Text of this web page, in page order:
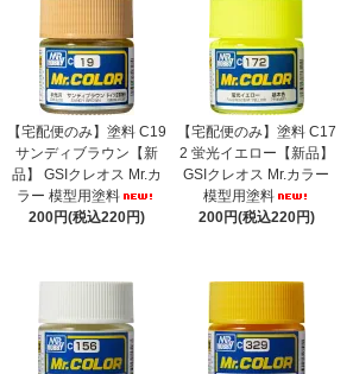
【宅配便のみ】塗料 C19
サンディブラウン【新
品】 GSIクレオス Mr.カ
ラー 模型用塗料
200円(税込220円)
【宅配便のみ】塗料 C17
2 蛍光イエロー【新品】
GSIクレオス Mr.カラー
模型用塗料
200円(税込220円)